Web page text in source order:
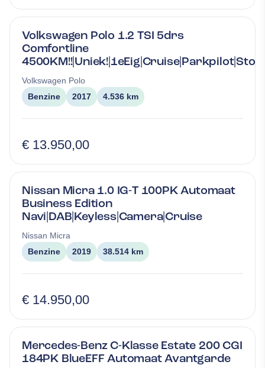
Volkswagen Polo 1.2 TSI 5drs
Comfortline
Volkswagen Polo
Benzine
2017 4.536 km
€ 13.950,00
Nissan Micra 1.0 IG-T 100PK Automaat
Business Edition
Navi|DAB|Keyless|Camera|Cruise
Nissan Micra
Benzine
2019 38.514 km
€ 14.950,00
Mercedes-Benz C-Klasse Estate 200 CGI
184PK BlueEFF Automaat Avantgarde